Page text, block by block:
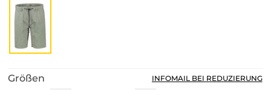
Größen INFOMAIL BEI REDUZIERUNG